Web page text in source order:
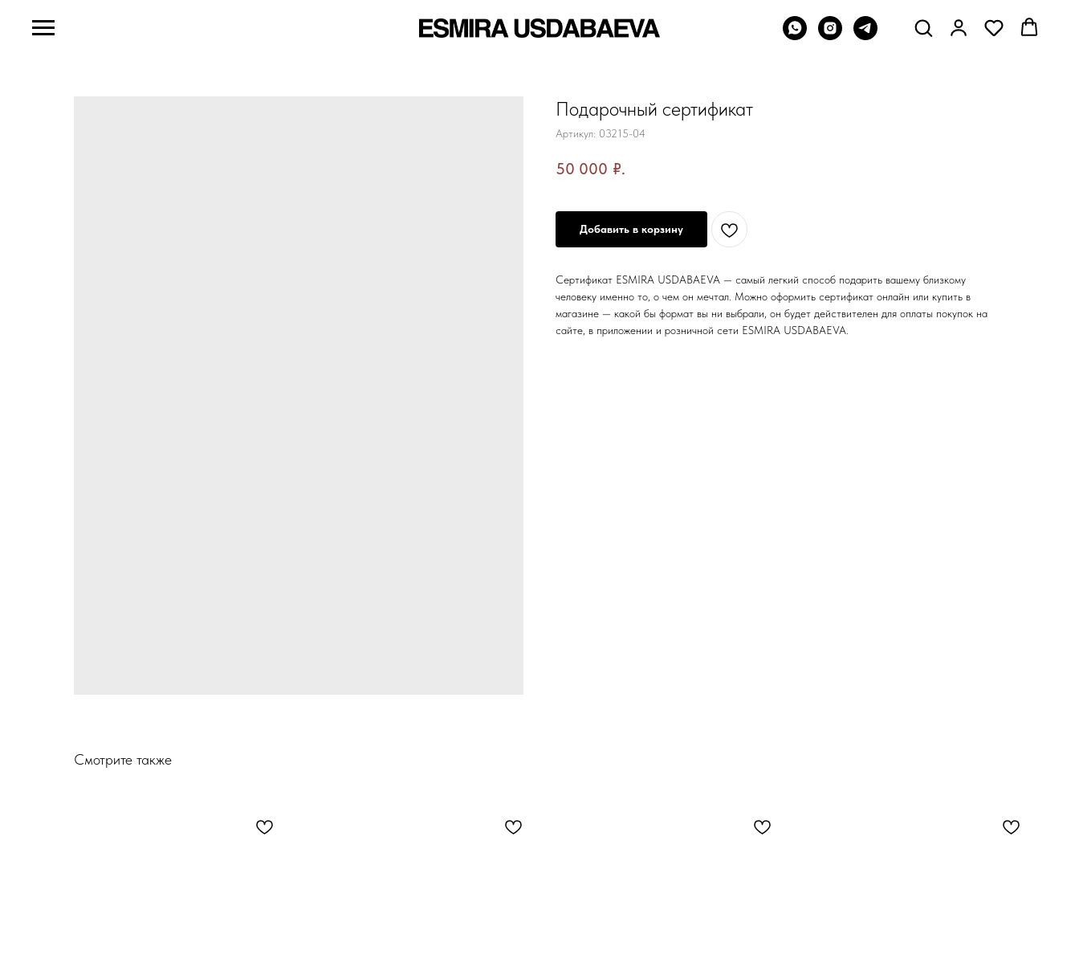
Подарочный сертификат
Артикул: 03215-04
50 000 ₽.
Добавить в корзину
Сертификат ESMIRA USDABAEVA — самый легкий способ подарить вашему близкому
человеку именно то, о чем он мечтал. Можно оформить сертификат онлайн или купить в
магазине — какой бы формат вы ни выбрали, он будет действителен для оплаты покупок на
сайте, в приложении и розничной сети ESMIRA USDABAEVA.
Смотрите также